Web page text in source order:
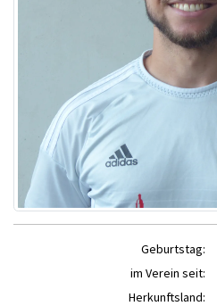
Geburtstag:
im Verein seit:
Herkunftsland: